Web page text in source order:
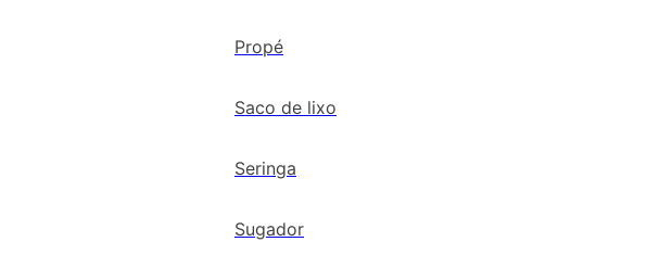
Propé
Saco de lixo
Seringa
Sugador